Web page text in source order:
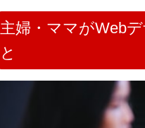
主婦・ママがWeb
と